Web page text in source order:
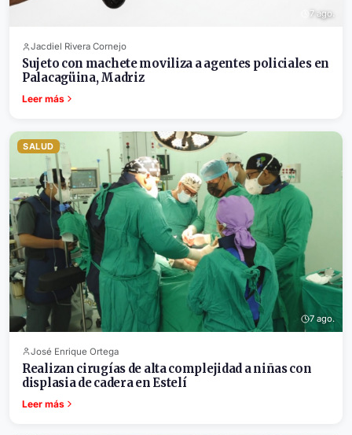
7 ago.
Jacdiel Rivera Cornejo
Sujeto con machete moviliza a agentes policiales en
Palacagüina, Madriz
Leer más
SALUD
7 ago.
José Enrique Ortega
Realizan cirugías de alta complejidad a niñas con
displasia de cadera en Estelí
Leer más